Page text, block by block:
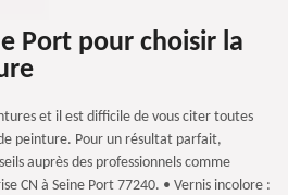
Port pour choisir la
et il est difficile de vous citer toutes
peinture. Pour un résultat parfait,
auprès des professionnels comme
CN à Seine Port 77240. • Vernis incolore :